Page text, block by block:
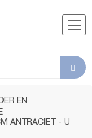
EN
ANTRACIET - U